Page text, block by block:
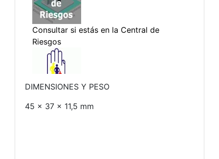
DIMENSIONES Y PESO
45 x 37 x 11,5 mm